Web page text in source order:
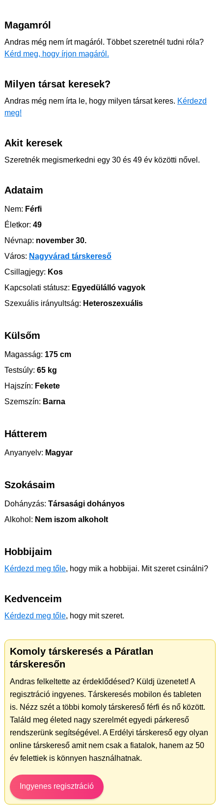
Magamról
Andras még nem írt magáról. Többet szeretnél tudni róla?
Kérd meg, hogy írjon magáról.
Milyen társat keresek?
Andras még nem írta le, hogy milyen társat keres. Kérdezd
meg!
Akit keresek
Szeretnék megismerkedni egy 30 és 49 év közötti nővel.
Adataim
Nem: Férfi
Életkor: 49
Névnap: november 30.
Város: Nagyvárad társkereső
Csillagjegy: Kos
Kapcsolati státusz: Egyedülálló vagyok
Szexuális irányultság: Heteroszexuális
Külsőm
Magasság: 175 cm
Testsúly: 65 kg
Hajszín: Fekete
Szemszín: Barna
Hátterem
Anyanyelv: Magyar
Szokásaim
Dohányzás: Társasági dohányos
Alkohol: Nem iszom alkoholt
Hobbijaim
Kérdezd meg tőle, hogy mik a hobbijai. Mit szeret csinálni?
Kedvenceim
Kérdezd meg tőle, hogy mit szeret.
Komoly társkeresés a Páratlan
társkeresőn
Andras felkeltette az érdeklődésed? Küldj üzenetet! A
regisztráció ingyenes. Társkeresés mobilon és tableten
is. Nézz szét a többi komoly társkereső férfi és nő között.
Találd meg életed nagy szerelmét egyedi párkereső
rendszerünk segítségével. A Erdélyi társkereső egy olyan
online társkereső amit nem csak a fiatalok, hanem az 50
év felettiek is könnyen használhatnak.
Ingyenes regisztráció